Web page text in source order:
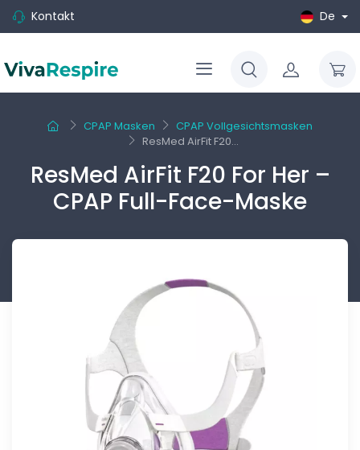
Kontakt De
CPAP Masken
CPAP Vollgesichtsmasken
ResMed AirFit F20...
ResMed AirFit F20 For Her –
CPAP Full-Face-Maske